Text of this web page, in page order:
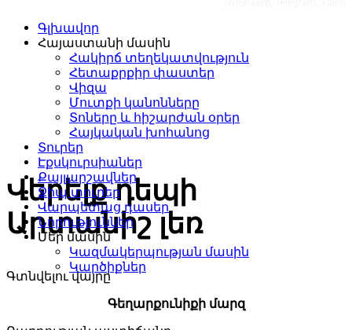
Գլխավոր
Հայաստանի մասին
Հակիրճ տեղեկատվություն
Հետաքրքիր փաստեր
Վիզա
Մուտքի կանոնները
Տոները և հիշարժան օրեր
Հայկական խոհանոց
Տուրեր
Էքսկուրսիաներ
Քայլարշավներ
Ջիպ տուրեր
Վարպետաց դասեր
Նորություններ
Մեր մասին
Կազմակերպության մասին
Կարծիքներ
Քայլարշավային
տուրեր, արշավներ
Հայաստանում
Վերելք դեպի
Արտանիշ լեռ
Գտնվելու վայրը
Գեղարքունիքի մարզ